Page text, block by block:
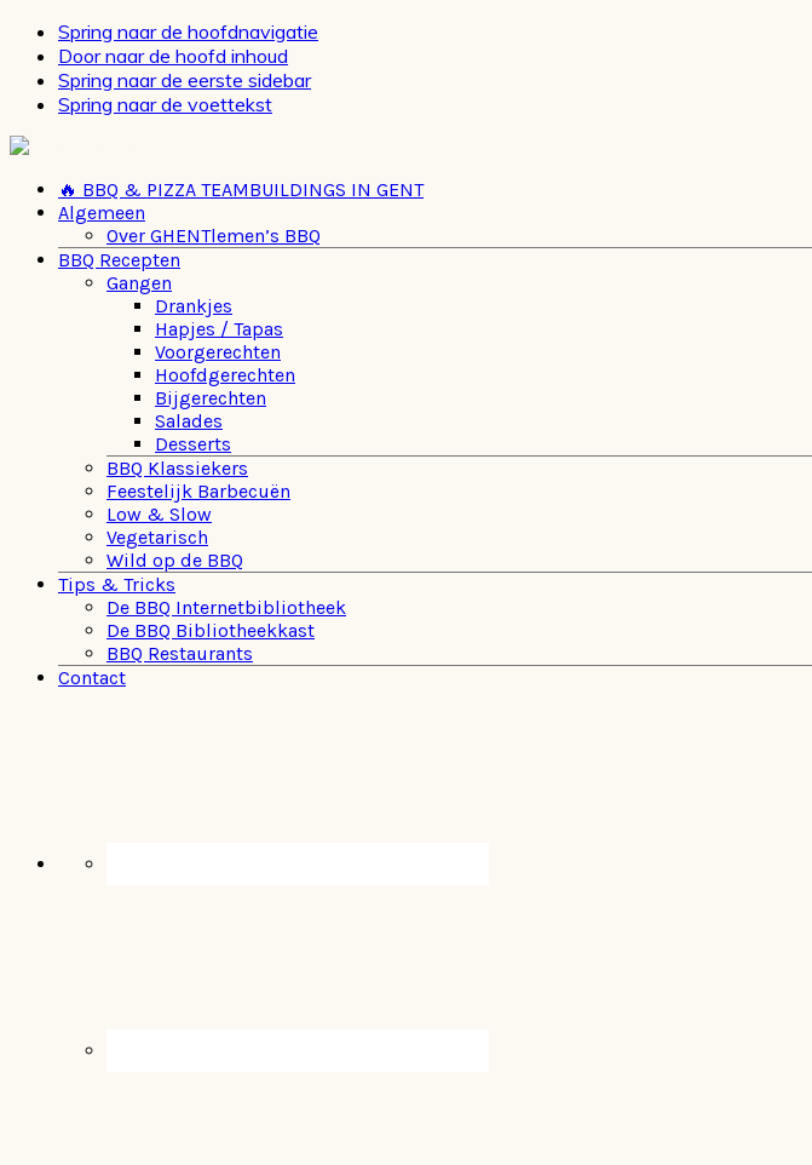
Spring naar de hoofdnavigatie
Door naar de hoofd inhoud
Spring naar de eerste sidebar
Spring naar de voettekst
🔥 BBQ & PIZZA TEAMBUILDINGS IN GENT
Algemeen
Over GHENTlemen’s BBQ
BBQ Recepten
Gangen
Drankjes
Hapjes / Tapas
Voorgerechten
Hoofdgerechten
Bijgerechten
Salades
Desserts
BBQ Klassiekers
Feestelijk Barbecuën
Low & Slow
Vegetarisch
Wild op de BBQ
Tips & Tricks
De BBQ Internetbibliotheek
De BBQ Bibliotheekkast
BBQ Restaurants
Contact